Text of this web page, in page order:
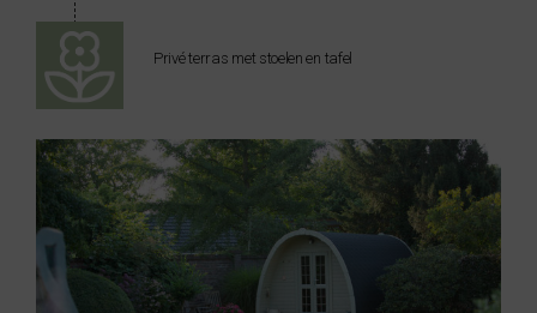
Privé terras met stoelen en tafel